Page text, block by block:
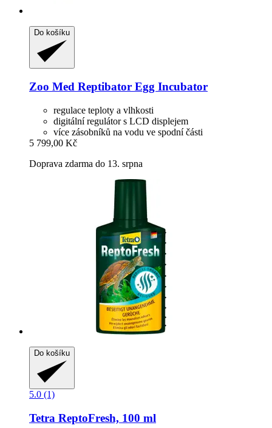
Do košíku
Zoo Med Reptibator Egg Incubator
regulace teploty a vlhkosti
digitální regulátor s LCD displejem
více zásobníků na vodu ve spodní části
5 799,00 Kč
Doprava zdarma do 13. srpna
Do košíku
5.0 (1)
Tetra ReptoFresh, 100 ml